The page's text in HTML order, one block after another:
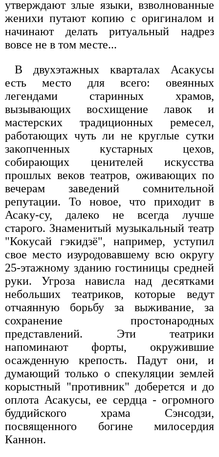
утверждают злые языки, взволнованные
женихи путают копию с оригиналом и
начинают делать ритуальный надрез
вовсе не в том месте...
В двухэтажных кварталах Асакусы
есть место для всего: овеянных
легендами старинных храмов,
вызывающих восхищение лавок и
мастерских традиционных ремесел,
работающих чуть ли не круглые сутки
закопченных кустарных цехов,
собирающих ценителей искусства
прошлых веков театров, оживающих по
вечерам заведений сомнительной
репутации. То новое, что приходит в
Асаку-су, далеко не всегда лучше
старого. Знаменитый музыкальный театр
"Кокусай гэкидзё", например, уступил
свое место изуродовавшему всю округу
25-этажному зданию гостиницы средней
руки. Угроза нависла над десятками
небольших театриков, которые ведут
отчаянную борьбу за выживание, за
сохранение простонародных
представлений. Эти театрики
напоминают форты, окружившие
осажденную крепость. Падут они, и
думающий только о спекуляции землей
корыстный "противник" доберется и до
оплота Асакусы, ее сердца - огромного
буддийского храма Сэнсодзи,
посвященного богине милосердия
Каннон.